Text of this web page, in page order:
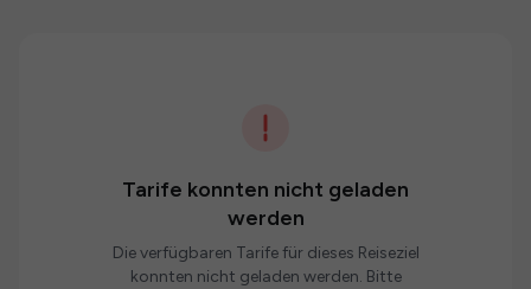
Tarife konnten nicht geladen
werden
Die verfügbaren Tarife für dieses Reiseziel
konnten nicht geladen werden. Bitte